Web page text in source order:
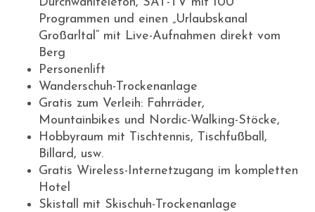
Programmen und einen „Urlaubskanal
Großarltal“ mit Live-Aufnahmen direkt vom
Berg
Personenlift
Wanderschuh-Trockenanlage
Gratis zum Verleih: Fahrräder,
Mountainbikes und Nordic-Walking-Stöcke,
Hobbyraum mit Tischtennis, Tischfußball,
Billard, usw.
Gratis Wireless-Internetzugang im kompletten
Hotel
Skistall mit Skischuh-Trockenanlage